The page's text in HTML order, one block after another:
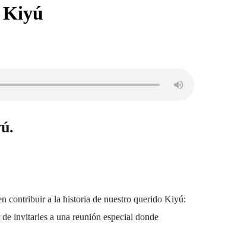
Kiyú
contribuir a la historia de nuestro querido Kiyú:
invitarles a una reunión especial donde